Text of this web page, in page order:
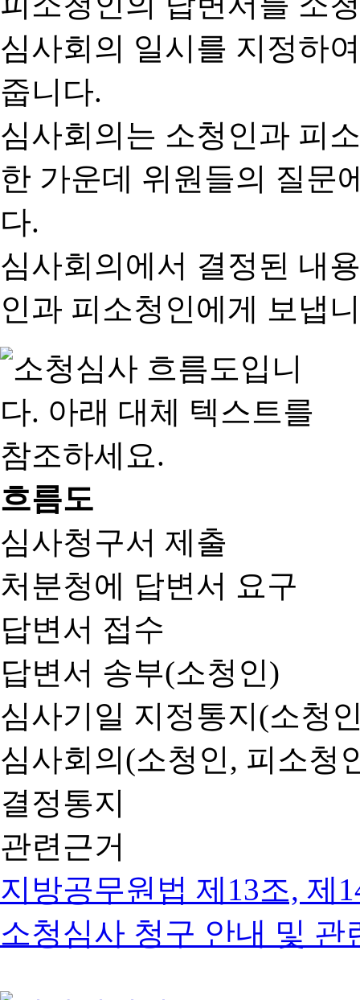
심사회의 일시를 지정하
줍니다.
심사회의는 소청인과 피
한 가운데 위원들의 질문
다.
심사회의에서 결정된 내
인과 피소청인에게 보냅
흐름도
심사청구서 제출
처분청에 답변서 요구
답변서 접수
답변서 송부(소청인)
심사기일 지정통지(소청
심사회의(소청인, 피소청
결정통지
관련근거
지방공무원법 제13조, 제
소청심사 청구 안내 및 관